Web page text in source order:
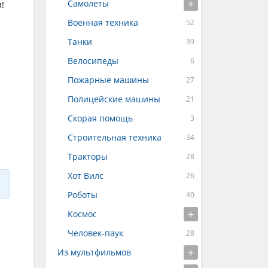
Самолеты
Военная техника
Танки
Велосипеды
Пожарные машины
Полицейские машины
Скорая помощь
Строительная техника
Тракторы
Хот Вилс
Роботы
Космос
Человек-паук
Из мультфильмов